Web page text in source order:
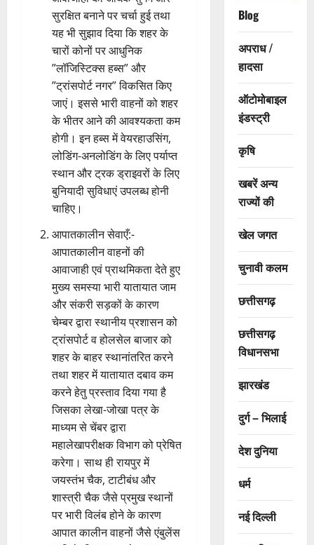
सुरक्षित बनाने पर चर्चा हुई तथा
यह भी सुझाव दिया कि शहर के
चारों कोनों पर आधुनिक
”लॉजिस्टिक्स हब्स” और
”ट्रांसपोर्ट नगर” विकसित किए
जाएं। इससे भारी वाहनों को शहर
के भीतर आने की आवश्यकता कम
होगी। इन हब्स में वेयरहाउसिंग,
लोडिंग-अनलोडिंग के लिए पर्याप्त
स्थान और ट्रक ड्राइवरों के लिए
बुनियादी सुविधाएं उपलब्ध होनी
चाहिए।
आपातकालीन सेवाएँ:-
आपातकालीन वाहनों की
आवाजाही एवं प्राथमिकता देते हुए
मुख्य समस्या भारी यातायात जाम
और संकरी सड़कों के कारण
चेम्बर द्वारा स्थानीय प्रशासन को
ट्रांसपोर्ट व होलसेल बाजार को
शहर के बाहर स्थानांतरित करने
तथा शहर में यातायात दबाव कम
करने हेतु प्रस्ताव दिया गया है
जिसका लेखा-जोखा पत्र के
माध्यम से चेंबर द्वारा
महालेखापरीक्षक विभाग को प्रेषित
करेगा। साथ ही रायपुर में
जयस्तंभ चैक, टाटीबंध और
शास्त्री चैक जैसे प्रमुख स्थानों
पर भारी विलंब होने के कारण
आपात कालीन वाहनों जैसे एंबुलेंस
Blog
अपराध /
हादसा
ऑटोमोबाइल
इंडस्ट्री
कृषि
खबरें अन्य
राज्यों की
खेल जगत
चुनावी कलम
छत्तीसगढ़
छत्तीसगढ़
विधानसभा
झारखंड
दुर्ग – भिलाई
देश दुनिया
धर्म
नई दिल्ली